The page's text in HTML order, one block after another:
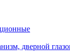
дверной